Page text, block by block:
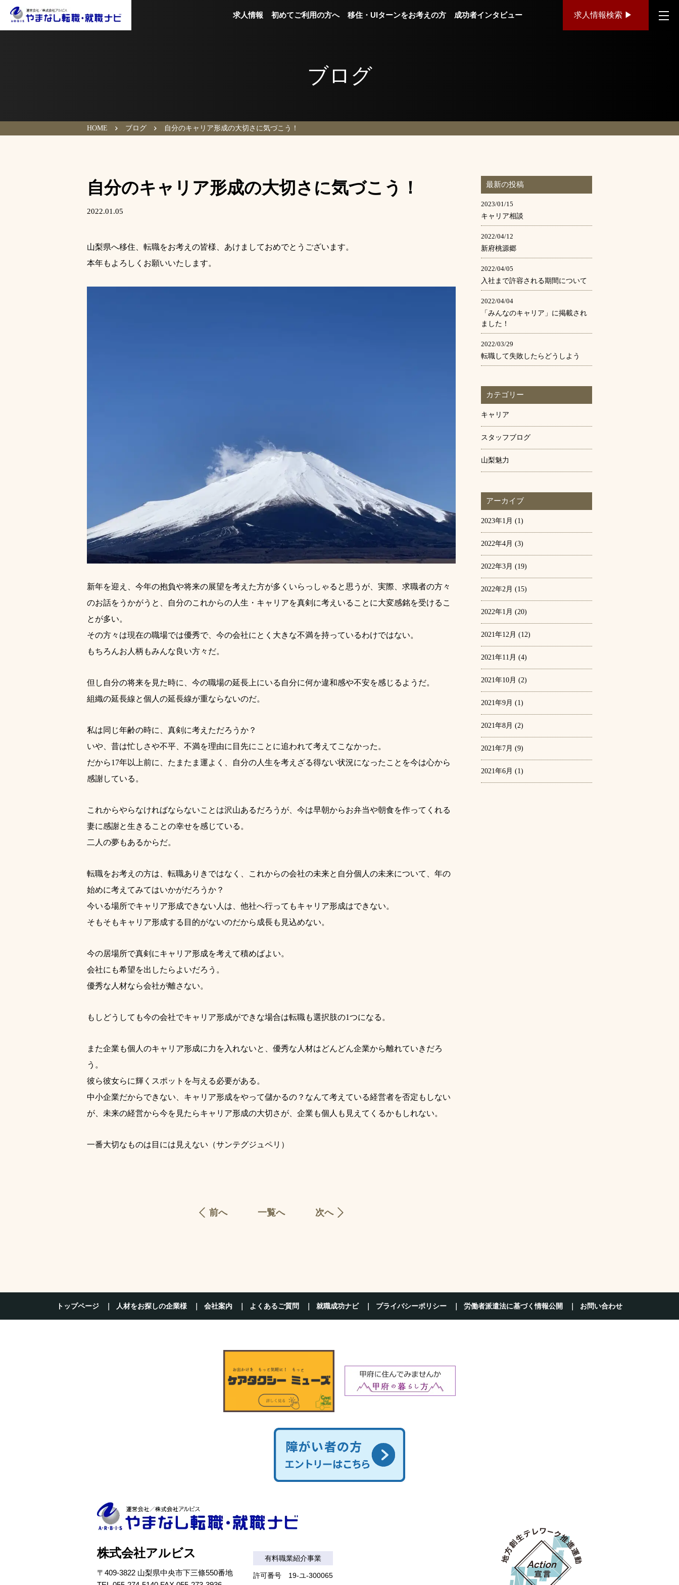
求人情報 初めてご利用の方へ 移住・UIターンをお考えの方 成功者インタビュー 求人情報検索 ▶
ブログ
HOME ブログ 自分のキャリア形成の大切さに気づこう！
自分のキャリア形成の大切さに気づこう！
2022.01.05
山梨県へ移住、転職をお考えの皆様、あけましておめでとうございます。
本年もよろしくお願いいたします。
新年を迎え、今年の抱負や将来の展望を考えた方が多くいらっしゃると思うが、実際、求職者の方々
のお話をうかがうと、自分のこれからの人生・キャリアを真剣に考えいることに大変感銘を受けるこ
とが多い。
その方々は現在の職場では優秀で、今の会社にとく大きな不満を持っているわけではない。
もちろんお人柄もみんな良い方々だ。
但し自分の将来を見た時に、今の職場の延長上にいる自分に何か違和感や不安を感じるようだ。
組織の延長線と個人の延長線が重ならないのだ。
私は同じ年齢の時に、真剣に考えただろうか？
いや、昔は忙しさや不平、不満を理由に目先にことに追われて考えてこなかった。
だから17年以上前に、たまたま運よく、自分の人生を考えざる得ない状況になったことを今は心から
感謝している。
これからやらなければならないことは沢山あるだろうが、今は早朝からお弁当や朝食を作ってくれる
妻に感謝と生きることの幸せを感じている。
二人の夢もあるからだ。
転職をお考えの方は、転職ありきではなく、これからの会社の未来と自分個人の未来について、年の
始めに考えてみてはいかがだろうか？
今いる場所でキャリア形成できない人は、他社へ行ってもキャリア形成はできない。
そもそもキャリア形成する目的がないのだから成長も見込めない。
今の居場所で真剣にキャリア形成を考えて積めばよい。
会社にも希望を出したらよいだろう。
優秀な人材なら会社が離さない。
もしどうしても今の会社でキャリア形成ができな場合は転職も選択肢の1つになる。
また企業も個人のキャリア形成に力を入れないと、優秀な人材はどんどん企業から離れていきだろ
う。
彼ら彼女らに輝くスポットを与える必要がある。
中小企業だからできない、キャリア形成をやって儲かるの？なんて考えている経営者を否定もしない
が、未来の経営から今を見たらキャリア形成の大切さが、企業も個人も見えてくるかもしれない。
一番大切なものは目には見えない（サンテグジュペリ）
前へ 一覧へ 次へ
最新の投稿
2023/01/15
キャリア相談
2022/04/12
新府桃源郷
2022/04/05
入社まで許容される期間について
2022/04/04
「みんなのキャリア」に掲載され
ました！
2022/03/29
転職して失敗したらどうしよう
カテゴリー
キャリア
スタッフブログ
山梨魅力
アーカイブ
2023年1月 (1)
2022年4月 (3)
2022年3月 (19)
2022年2月 (15)
2022年1月 (20)
2021年12月 (12)
2021年11月 (4)
2021年10月 (2)
2021年9月 (1)
2021年8月 (2)
2021年7月 (9)
2021年6月 (1)
トップページ 人材をお探しの企業様 会社案内 よくあるご質問 就職成功ナビ プライバシーポリシー 労働者派遣法に基づく情報公開 お問い合わせ
株式会社アルビス
〒409-3822 山梨県中央市下三條550番地
有料職業紹介事業
許可番号 19-ユ-300065